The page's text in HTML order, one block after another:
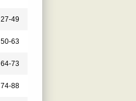
27-49
50-63
64-73
74-88